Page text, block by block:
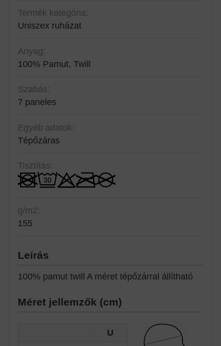
Termék kategória:
Uniszex ruházat
Anyag:
100% Pamut, Twill
Szabás:
7 paneles
Egyéb adatok:
Tépőzáras
Tisztítás:
g/m2:
155
Leírás
100% pamut twill A méret tépőzárral állítható
Méret jellemzők (cm)
U